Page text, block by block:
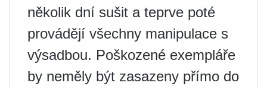
několik dní sušit a teprve poté
provádějí všechny manipulace s
výsadbou. Poškozené exempláře
by neměly být zasazeny přímo do